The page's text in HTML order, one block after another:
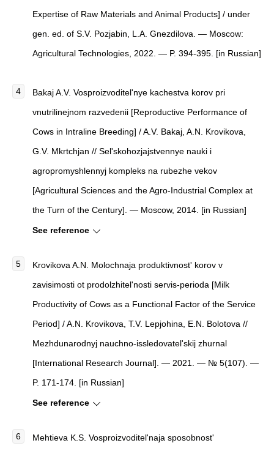
Expertise of Raw Materials and Animal Products] / under
gen. ed. of S.V. Pozjabin, L.A. Gnezdilova. — Moscow:
Agricultural Technologies, 2022. — P. 394-395. [in Russian]
Bakaj A.V. Vosproizvoditel'nye kachestva korov pri
vnutrilinejnom razvedenii [Reproductive Performance of
Cows in Intraline Breeding] / A.V. Bakaj, A.N. Krovikova,
G.V. Mkrtchjan // Sel'skohozjajstvennye nauki i
agropromyshlennyj kompleks na rubezhe vekov
[Agricultural Sciences and the Agro-Industrial Complex at
the Turn of the Century]. — Moscow, 2014. [in Russian]
See reference
Krovikova A.N. Molochnaja produktivnost' korov v
zavisimosti ot prodolzhitel'nosti servis-perioda [Milk
Productivity of Cows as a Functional Factor of the Service
Period] / A.N. Krovikova, T.V. Lepjohina, E.N. Bolotova //
Mezhdunarodnyj nauchno-issledovatel'skij zhurnal
[International Research Journal]. — 2021. — № 5(107). —
P. 171-174. [in Russian]
See reference
Mehtieva K.S. Vosproizvoditel'naja sposobnost'